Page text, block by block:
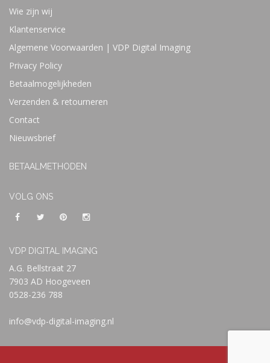
Wie zijn wij
Klantenservice
Algemene Voorwaarden | VDP Digital Imaging
Privacy Policy
Betaalmogelijkheden
Verzenden & retourneren
Contact
Nieuwsbrief
BETAALMETHODEN
VOLG ONS
VDP DIGITAL IMAGING
A.G. Bellstraat 27
7903 AD Hoogeveen
0528-236 788
info@vdp-digital-imaging.nl